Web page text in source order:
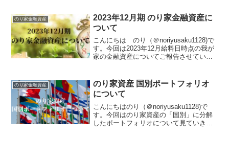
多くするようになりました。今後はじめ
のり家金融資産
2023年12月期 のり家金融資産に
ついて
こんにちは のり（＠noriyusaku1128)で
す。今回は2023年12月給料日時点の我が
家の金融資産についてご報告させていた
承ください。2023年後半で我が家の資...
のり家金融資産
のり家資産 国別ポートフォリオ
について
こんにちはのり（＠noriyusaku1128)で
す。今回はのり家資産の「国別」に分解
したポートフォリオについて見ていきた